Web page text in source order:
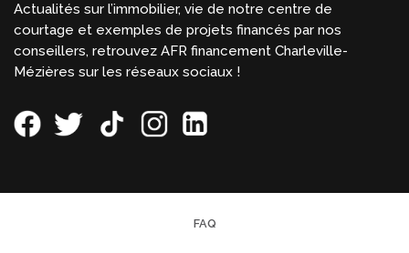
Actualités sur l’immobilier, vie de notre centre de
courtage et exemples de projets financés par nos
conseillers, retrouvez AFR financement Charleville-
Mézières sur les réseaux sociaux !
FAQ